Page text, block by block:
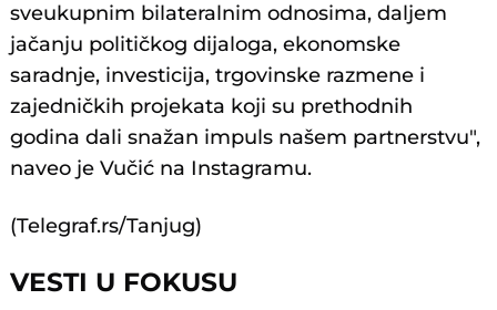
sveukupnim bilateralnim odnosima, daljem
jačanju političkog dijaloga, ekonomske
saradnje, investicija, trgovinske razmene i
zajedničkih projekata koji su prethodnih
godina dali snažan impuls našem partnerstvu",
naveo je Vučić na Instagramu.
(Telegraf.rs/Tanjug)
VESTI U FOKUSU